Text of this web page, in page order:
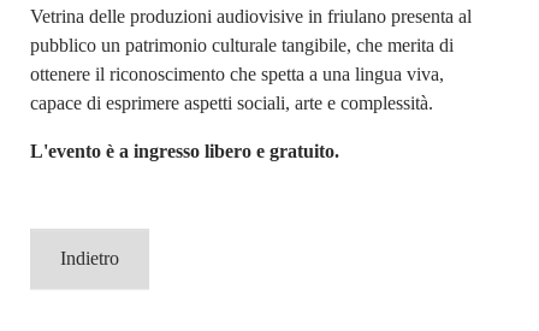
Vetrina delle produzioni audiovisive in friulano presenta al
pubblico un patrimonio culturale tangibile, che merita di
ottenere il riconoscimento che spetta a una lingua viva,
capace di esprimere aspetti sociali, arte e complessità.
L'evento è a ingresso libero e gratuito.
Indietro